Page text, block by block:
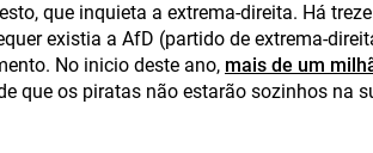
que inquieta a extrema-direita. Há
existia a AfD (partido de extrema-
No inicio deste ano, mais de um
que os piratas não estarão sozinhos na